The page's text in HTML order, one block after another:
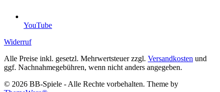
YouTube
Widerruf
Alle Preise inkl. gesetzl. Mehrwertsteuer zzgl. Versandkosten und
ggf. Nachnahmegebühren, wenn nicht anders angegeben.
© 2026 BB-Spiele - Alle Rechte vorbehalten. Theme by